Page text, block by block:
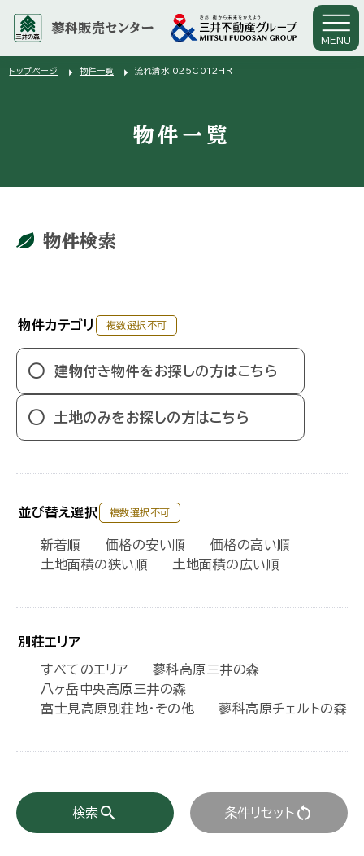
蓼科販売センター
MENU
トップページ arrow_right 物件一覧 arrow_right 流れ清水 025C012HR
物件一覧
物件検索
物件カテゴリ 複数選択不可
建物付き物件をお探しの方はこちら
土地のみをお探しの方はこちら
並び替え選択 複数選択不可
新着順 価格の安い順
価格の高い順
土地面積の狭い順
土地面積の広い順
別荘エリア
すべてのエリア
蓼科高原三井の森
八ヶ岳中央高原三井の森
富士見高原別荘地・その他
蓼科高原チェルトの森
検索 search 条件リセット restart_alt